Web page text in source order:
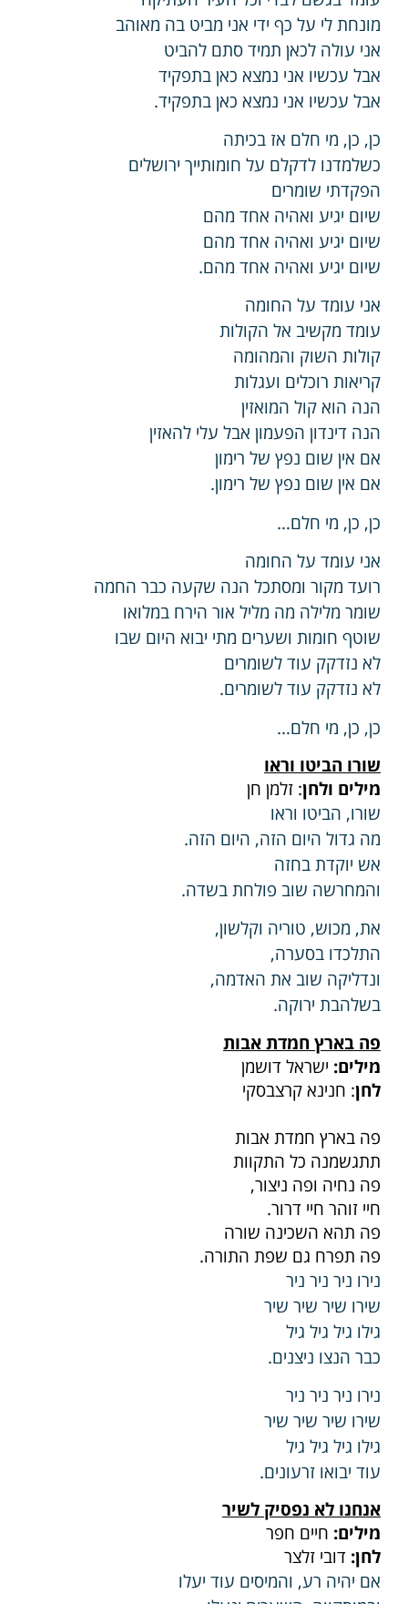
מונחת לי על כף ידי אני מביט בה מאוהב
אני עולה לכאן תמיד סתם להביט
אבל עכשיו אני נמצא כאן בתפקיד
אבל עכשיו אני נמצא כאן בתפקיד.
כן, כן, מי חלם אז בכיתה
כשלמדנו לדקלם על חומותייך ירושלים
הפקדתי שומרים
שיום יגיע ואהיה אחד מהם
שיום יגיע ואהיה אחד מהם
שיום יגיע ואהיה אחד מהם.
אני עומד על החומה
עומד מקשיב אל הקולות
קולות השוק והמהומה
קריאות רוכלים ועגלות
הנה הוא קול המואזין
הנה דינדון הפעמון אבל עלי להאזין
אם אין שום נפץ של רימון
אם אין שום נפץ של רימון.
כן, כן, מי חלם…
אני עומד על החומה
רועד מקור ומסתכל הנה שקעה כבר החמה
שומר מלילה מה מליל אור הירח במלואו
שוטף חומות ושערים מתי יבוא היום שבו
לא נזדקק עוד לשומרים
לא נזדקק עוד לשומרים.
כן, כן, מי חלם…
שורו הביטו וראו
מילים ולחן: זלמן חן
שורו, הביטו וראו
מה גדול היום הזה, היום הזה.
אש יוקדת בחזה
והמחרשה שוב פולחת בשדה.
את, מכוש, טוריה וקלשון,
התלכדו בסערה,
ונדליקה שוב את האדמה,
בשלהבת ירוקה.
פה בארץ חמדת אבות
מילים: ישראל דושמן
לחן: חנינא קרצבסקי
פה בארץ חמדת אבות
תתגשמנה כל התקוות
פה נחיה ופה ניצור,
חיי זוהר חיי דרור.
פה תהא השכינה שורה
פה תפרח גם שפת התורה.
נירו ניר ניר ניר
שירו שיר שיר שיר
גילו גיל גיל גיל
כבר הנצו ניצנים.
נירו ניר ניר ניר
שירו שיר שיר שיר
גילו גיל גיל גיל
עוד יבואו זרעונים.
אנחנו לא נפסיק לשיר
מילים: חיים חפר
לחן: דובי זלצר
אם יהיה רע, והמיסים עוד יעלו